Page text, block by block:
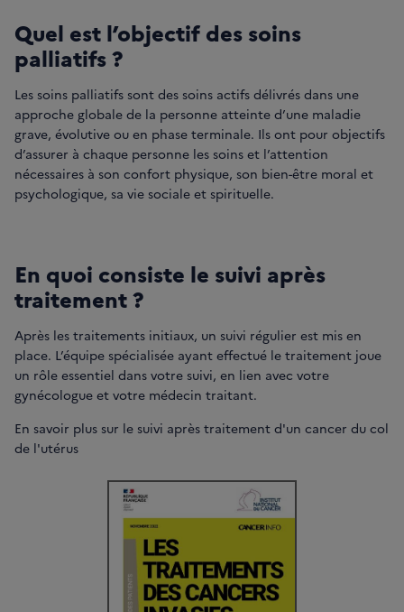
Quel est l’objectif des soins
palliatifs ?
Les soins palliatifs sont des soins actifs délivrés dans une
approche globale de la personne atteinte d’une maladie
grave, évolutive ou en phase terminale. Ils ont pour objectifs
d’assurer à chaque personne les soins et l’attention
nécessaires à son confort physique, son bien-être moral et
psychologique, sa vie sociale et spirituelle.
En quoi consiste le suivi après
traitement ?
Après les traitements initiaux, un suivi régulier est mis en
place. L’équipe spécialisée ayant effectué le traitement joue
un rôle essentiel dans votre suivi, en lien avec votre
gynécologue et votre médecin traitant.
En savoir plus sur le suivi après traitement d'un cancer du col
de l'utérus